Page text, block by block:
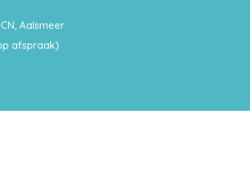
Aalsmeer
afspraak)